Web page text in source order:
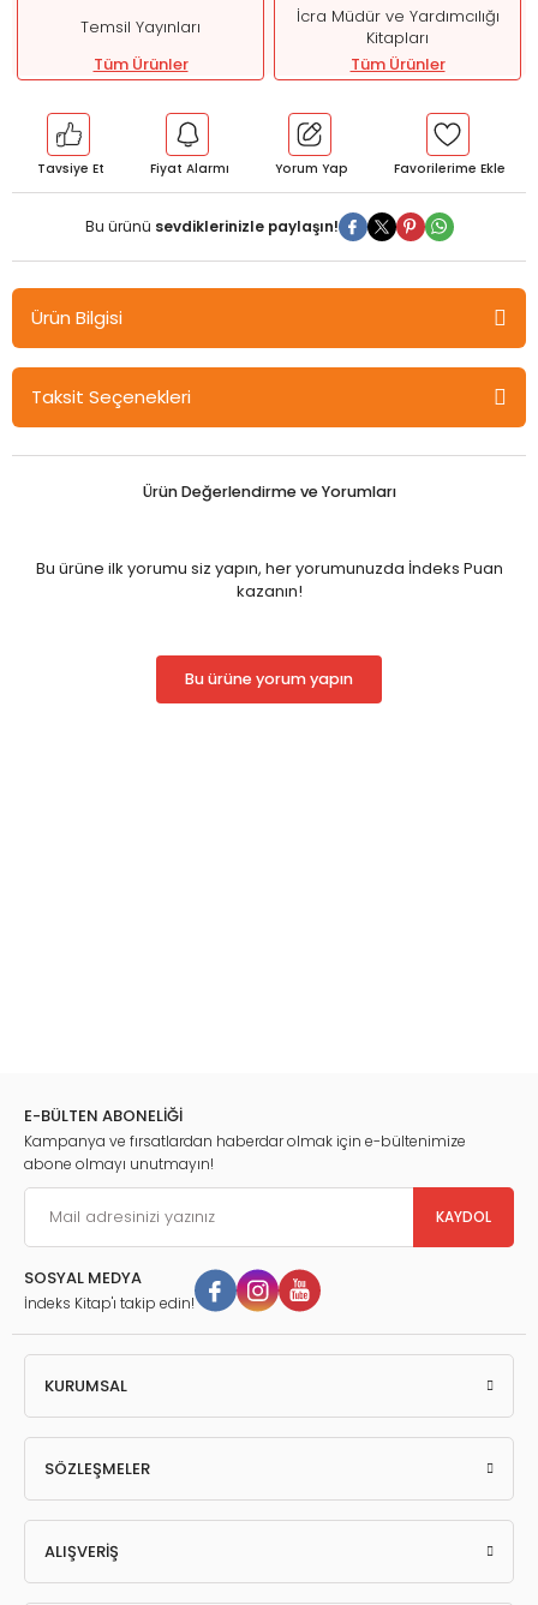
Temsil Yayınları
Tüm Ürünler
İcra Müdür ve Yardımcılığı
Kitapları
Tüm Ürünler
Tavsiye Et Fiyat Alarmı Yorum Yap
Bu ürünü sevdiklerinizle paylaşın!
Ürün Bilgisi
Temsil TAKİP İcra Müdür ve Yardımcılığı Medeni Usul Hukuku Görsel
Hafıza Serisi - Sertkan Erdurmaz Temsil Yayınları
hazırlanmış, tablolarla ve şemalarla konu özetlenerek
İkinci Kısım Görev, Yetki ve Yargı Yerinin Belirlenmesi
Üçüncü Kısım Medeni Usul Hakkında Yargılamaya Hakim Olan
Altıncı Kısım Teminat, Süreler, Veski Hâle Getirme ve Adli Tatil
Taksit Seçenekleri
Ürün Değerlendirme ve Yorumları
Bu ürüne ilk yorumu siz yapın, her yorumunuzda İndeks Puan
kazanın!
Bu ürüne yorum yapın
E-BÜLTEN ABONELİĞİ
Kampanya ve fırsatlardan haberdar olmak için e-bültenimize
abone olmayı unutmayın!
KAYDOL
SOSYAL MEDYA
İndeks Kitap'ı takip edin!
KURUMSAL
SÖZLEŞMELER
ALIŞVERİŞ